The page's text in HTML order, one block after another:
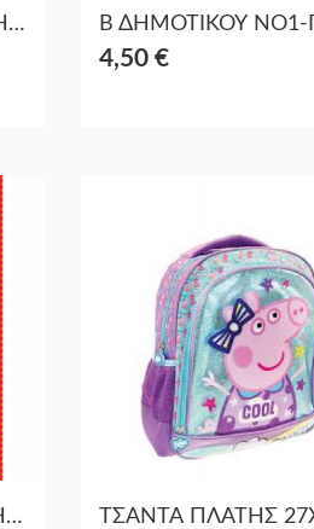
Α ΔΗΜΟΤΙΚΟΥ ΝΟ1-ΓΡΗΓΟΡΑ ΤΕΣΤ ΜΑΘΗΜΑΤΙΚΑ
4,50 €
Γ ΔΗΜΟΤΙΚΟΥ ΝΟ3-ΓΡΗΓΟΡΑ ΤΕΣΤ ΓΛΩΣΣΑΣ